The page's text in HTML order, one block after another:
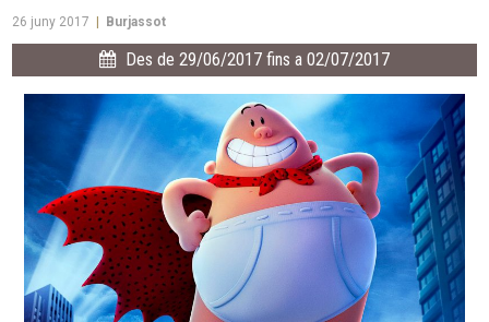
26 juny 2017 Burjassot
Des de 29/06/2017 fins a 02/07/2017